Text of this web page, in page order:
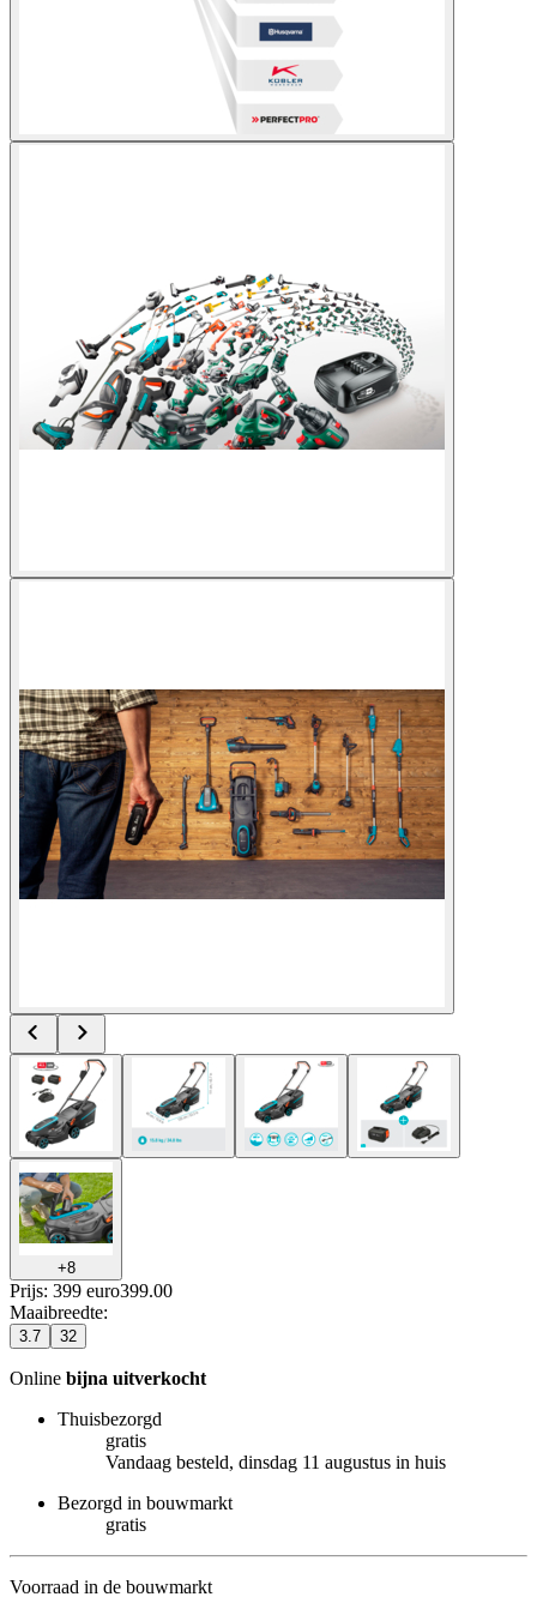
+8
Prijs: 399 euro399.00
Maaibreedte:
3.7 32
Online bijna uitverkocht
Thuisbezorgd
gratis
Vandaag besteld, dinsdag 11 augustus in huis
Bezorgd in bouwmarkt
gratis
Voorraad in de bouwmarkt